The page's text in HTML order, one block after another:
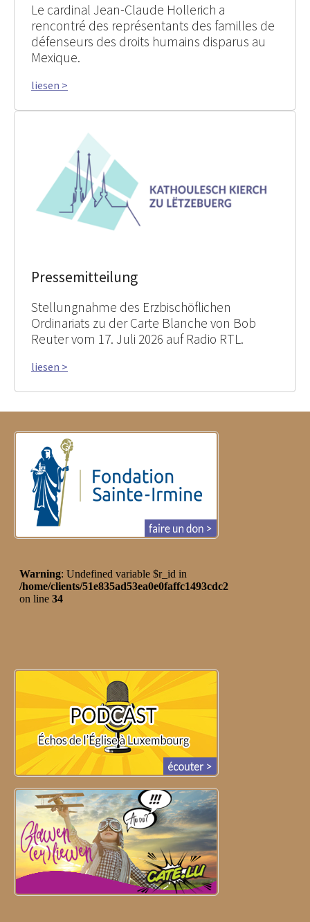
Le cardinal Jean-Claude Hollerich a
rencontré des représentants des familles de
défenseurs des droits humains disparus au
Mexique.
liesen >
Pressemitteilung
Stellungnahme des Erzbischöflichen
Ordinariats zu der Carte Blanche von Bob
Reuter vom 17. Juli 2026 auf Radio RTL.
liesen >